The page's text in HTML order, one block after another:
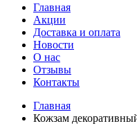
Главная
Акции
Доставка и оплата
Новости
О нас
Отзывы
Контакты
Главная
Кожзам